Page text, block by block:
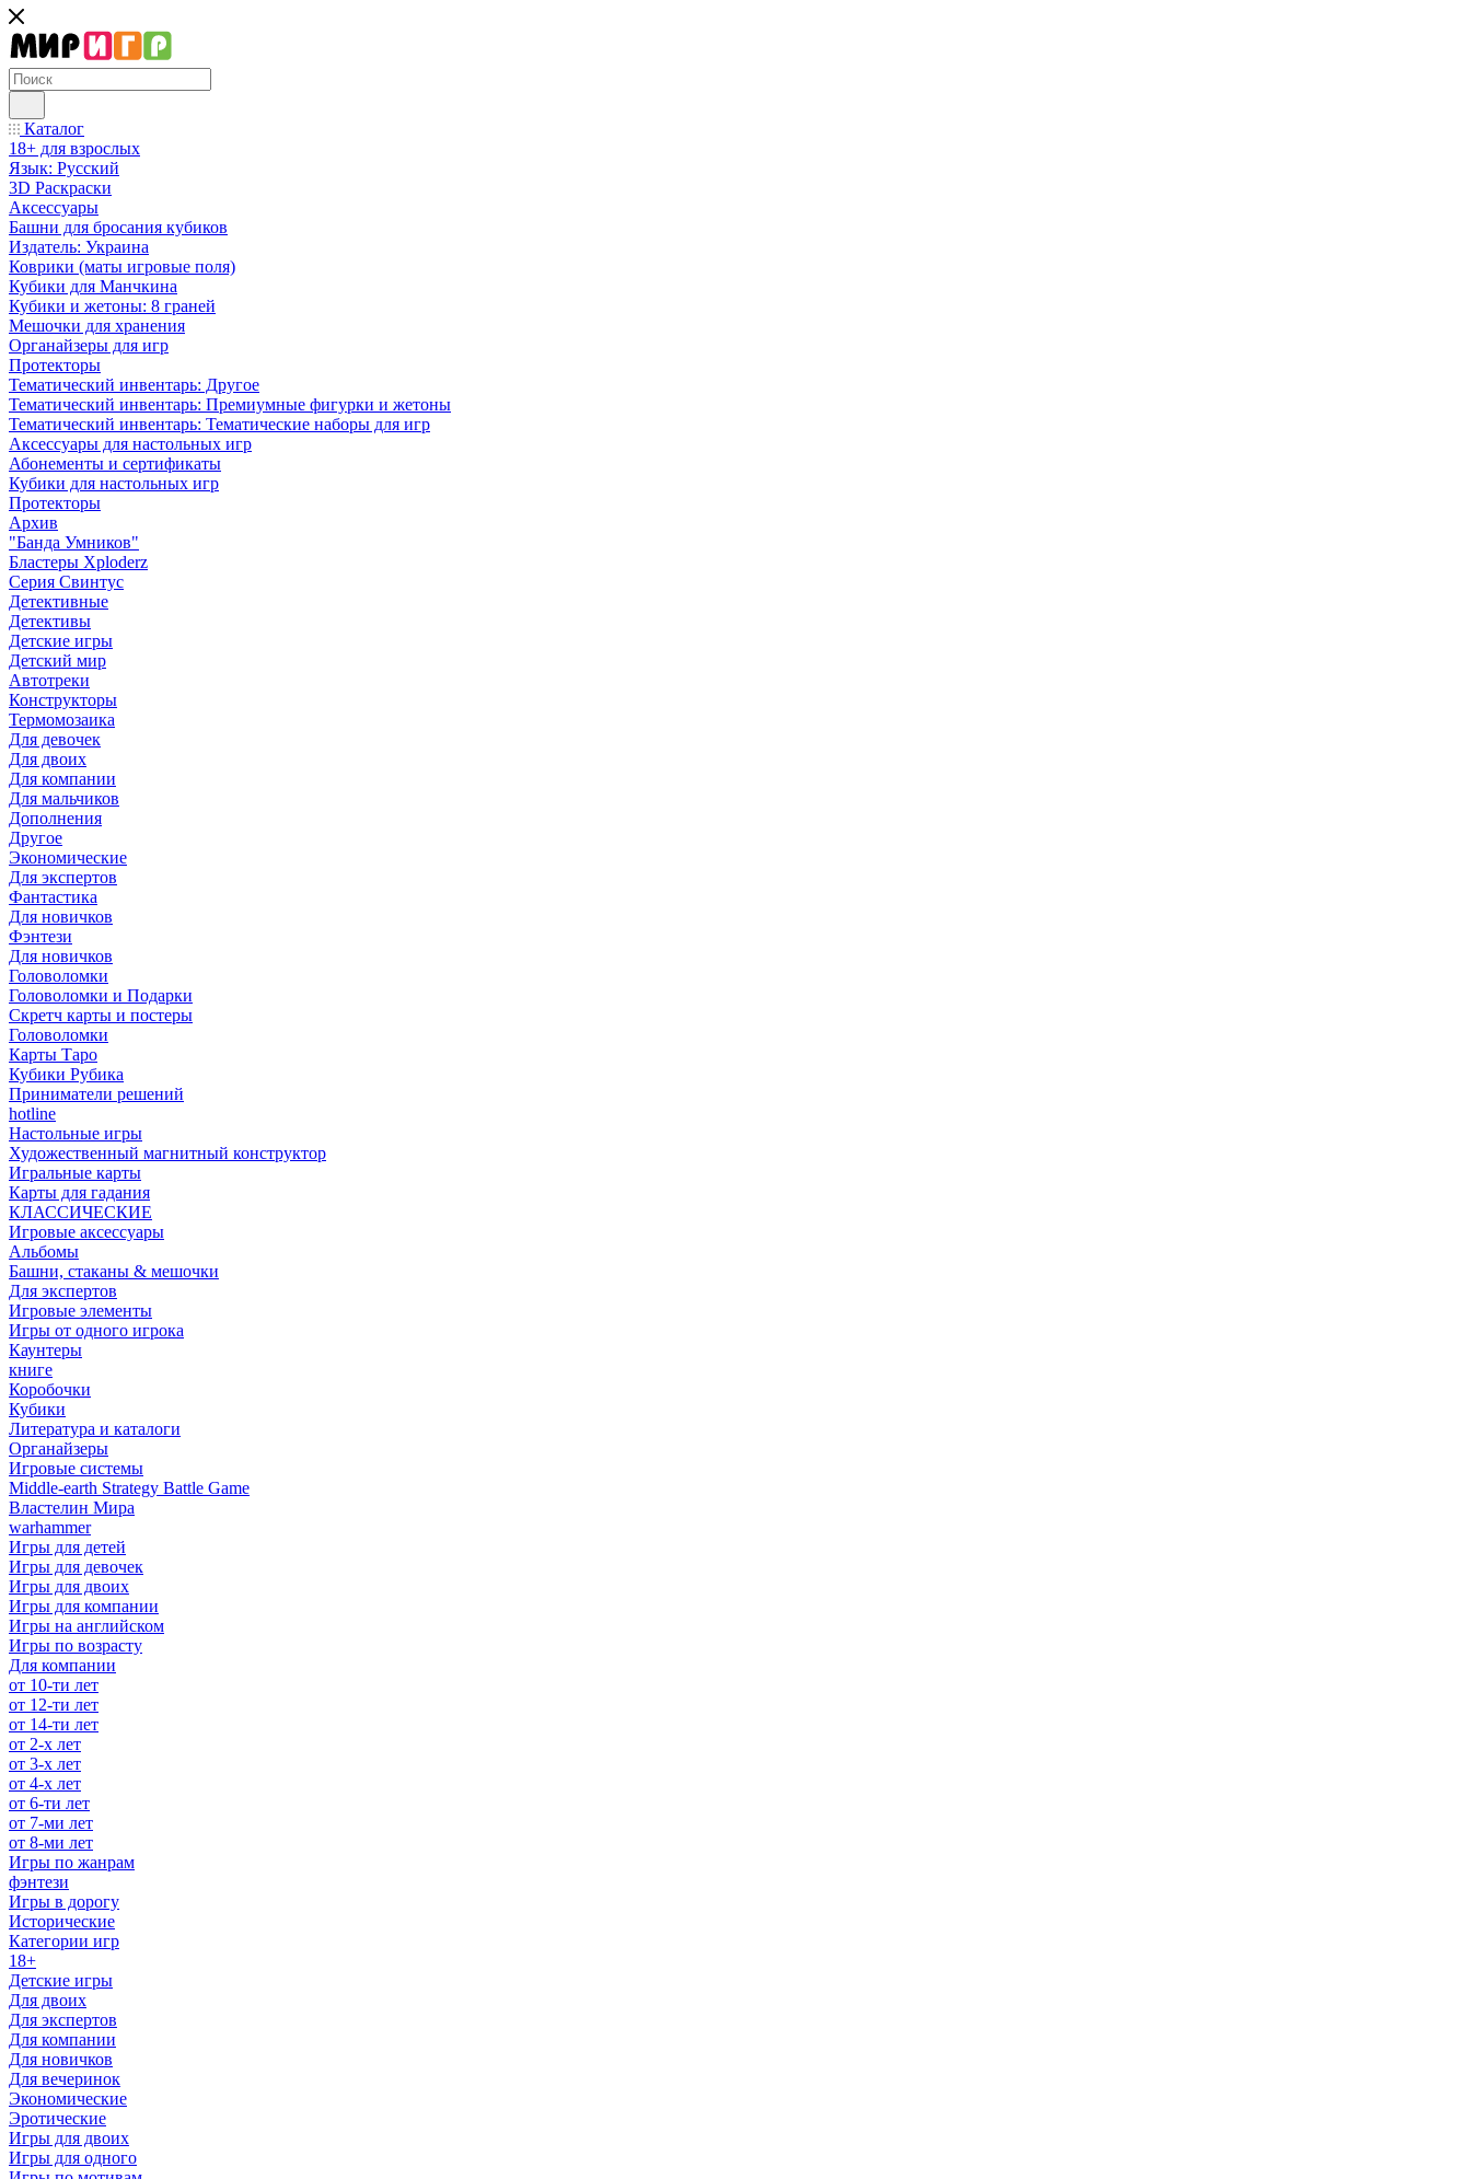
Каталог
18+ для взрослых
Язык: Русский
3D Раскраски
Аксессуары
Башни для бросания кубиков
Издатель: Украина
Коврики (маты игровые поля)
Кубики для Манчкина
Кубики и жетоны: 8 граней
Мешочки для хранения
Органайзеры для игр
Протекторы
Тематический инвентарь: Другое
Тематический инвентарь: Премиумные фигурки и жетоны
Тематический инвентарь: Тематические наборы для игр
Аксессуары для настольных игр
Абонементы и сертификаты
Кубики для настольных игр
Протекторы
Архив
"Банда Умников"
Бластеры Xploderz
Cерия Свинтус
Детективные
Детективы
Детские игры
Детский мир
Автотреки
Конструкторы
Термомозаика
Для девочек
Для двоих
Для компании
Для мальчиков
Дополнения
Другое
Экономические
Для экспертов
Фантастика
Для новичков
Фэнтези
Для новичков
Головоломки
Головоломки и Подарки
Cкретч карты и постеры
Головоломки
Карты Таро
Кубики Рубика
Приниматели решений
hotline
Настольные игры
Художественный магнитный конструктор
Игральные карты
Карты для гадания
КЛАССИЧЕСКИЕ
Игровые аксессуары
Альбомы
Башни, стаканы & мешочки
Для экспертов
Игровые элементы
Игры от одного игрока
Каунтеры
книге
Коробочки
Кубики
Литература и каталоги
Органайзеры
Игровые системы
Middle-earth Strategy Battle Game
Властелин Мира
warhammer
Игры для детей
Игры для девочек
Игры для двоих
Игры для компании
Игры на английском
Игры по возрасту
Для компании
от 10-ти лет
от 12-ти лет
от 14-ти лет
от 2-х лет
от 3-х лет
от 4-х лет
от 6-ти лет
от 7-ми лет
от 8-ми лет
Игры по жанрам
фэнтези
Игры в дорогу
Исторические
Категории игр
18+
Детские игры
Для двоих
Для экспертов
Для компании
Для новичков
Для вечеринок
Экономические
Эротические
Игры для двоих
Игры для одного